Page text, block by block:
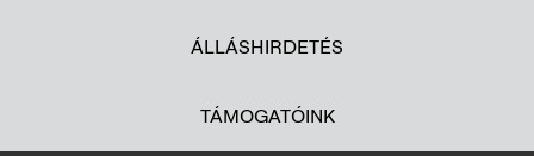
ÁLLÁSHIRDETÉS
TÁMOGATÓINK